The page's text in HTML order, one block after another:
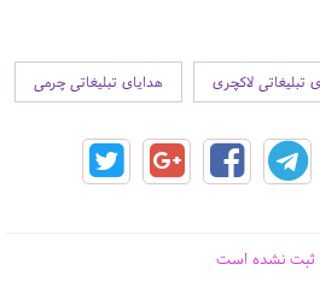
تبلیغاتی لاکچری هدایای تبلیغاتی چرمی
ثبت نشده است